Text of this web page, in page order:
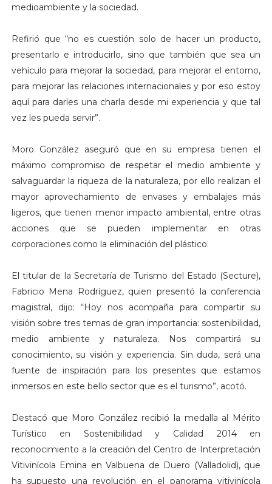
medioambiente y la sociedad.
Refirió que “no es cuestión solo de hacer un producto,
presentarlo e introducirlo, sino que también que sea un
vehículo para mejorar la sociedad, para mejorar el entorno,
para mejorar las relaciones internacionales y por eso estoy
aquí para darles una charla desde mi experiencia y que tal
vez les pueda servir”.
Moro González aseguró que en su empresa tienen el
máximo compromiso de respetar el medio ambiente y
salvaguardar la riqueza de la naturaleza, por ello realizan el
mayor aprovechamiento de envases y embalajes más
ligeros, que tienen menor impacto ambiental, entre otras
acciones que se pueden implementar en otras
corporaciones como la eliminación del plástico.
El titular de la Secretaría de Turismo del Estado (Secture),
Fabricio Mena Rodríguez, quien presentó la conferencia
magistral, dijo: “Hoy nos acompaña para compartir su
visión sobre tres temas de gran importancia: sostenibilidad,
medio ambiente y naturaleza. Nos compartirá su
conocimiento, su visión y experiencia. Sin duda, será una
fuente de inspiración para los presentes que estamos
inmersos en este bello sector que es el turismo”, acotó.
Destacó que Moro González recibió la medalla al Mérito
Turístico en Sostenibilidad y Calidad 2014 en
reconocimiento a la creación del Centro de Interpretación
Vitivinícola Emina en Valbuena de Duero (Valladolid), que
ha supuesto una revolución en el panorama vitivinícola